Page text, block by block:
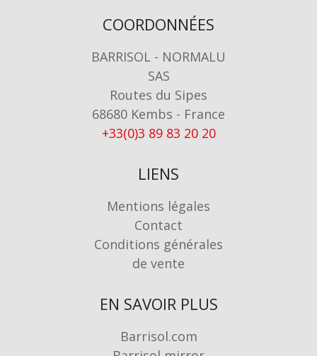
COORDONNÉES
BARRISOL - NORMALU
SAS
Routes du Sipes
68680 Kembs - France
+33(0)3 89 83 20 20
LIENS
Mentions légales
Contact
Conditions générales
de vente
EN SAVOIR PLUS
Barrisol.com